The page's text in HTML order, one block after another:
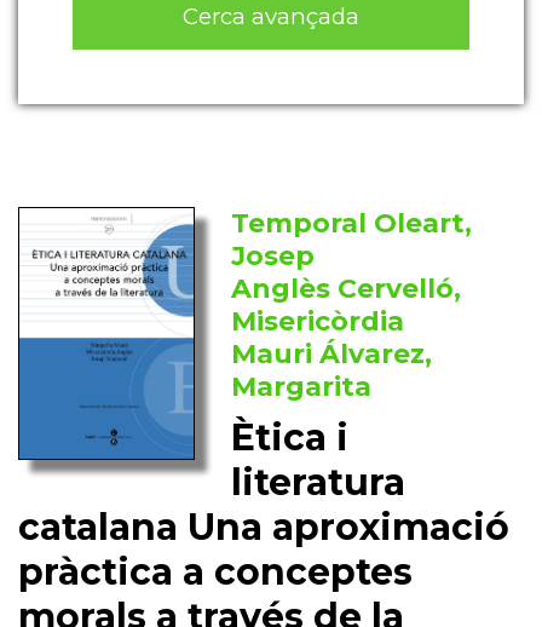
Cerca avançada
Temporal Oleart,
Josep
Anglès Cervelló,
Misericòrdia
Mauri Álvarez,
Margarita
Ètica i
literatura
catalana Una aproximació
pràctica a conceptes
morals a través de la